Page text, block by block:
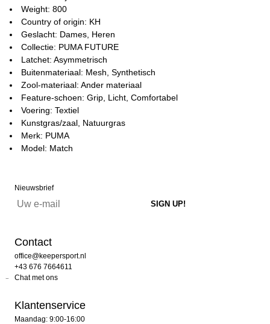
Weight: 800
Country of origin: KH
Geslacht: Dames, Heren
Collectie: PUMA FUTURE
Latchet: Asymmetrisch
Buitenmateriaal: Mesh, Synthetisch
Zool-materiaal: Ander materiaal
Feature-schoen: Grip, Licht, Comfortabel
Voering: Textiel
Kunstgras/zaal, Natuurgras
Merk: PUMA
Model: Match
Nieuwsbrief
Contact
office@keepersport.nl
+43 676 7664611
Chat met ons
Klantenservice
Maandag: 9:00-16:00